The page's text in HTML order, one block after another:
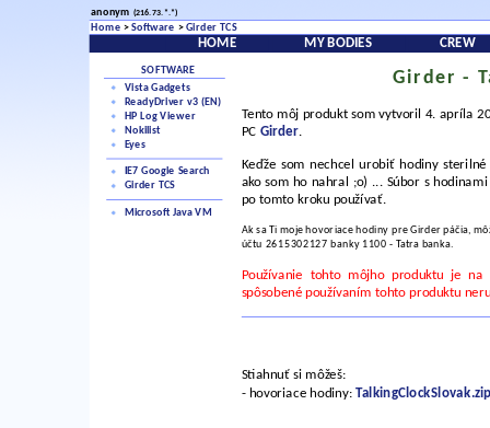
anonym (216.73.*.*)
Home >Software >Girder TCS
HOME MY BODIES CREW
SOFTWARE
Vista Gadgets
ReadyDriver v3 (EN)
HP Log Viewer
Nokilist
Eyes
IE7 Google Search
Girder TCS
Microsoft Java VM
Girder -
Tento môj produkt som vytvoril 4. apríla
PC Girder.
Keďže som nechcel urobiť hodiny
ako som ho nahral ;o) ... Súbor s
po tomto kroku používať.
Ak sa Ti moje hovoriace hodiny pre Girder páčia,
účtu 2615302127 banky 1100 - Tatra banka.
Používanie tohto môjho produktu je
spôsobené používaním tohto produktu
Stiahnuť si môžeš:
- hovoriace hodiny: